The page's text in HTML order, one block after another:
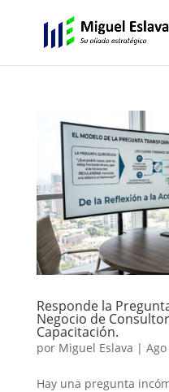
Responde la
Negocio de
Capacitación.
por Miguel Eslava |
Hay una pregunta